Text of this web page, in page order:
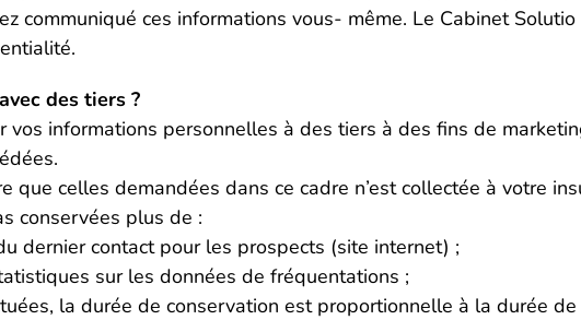
communiqué ces informations vous- même. Le Cabinet
des tiers ?
vos informations personnelles à des tiers à des fins de
que celles demandées dans ce cadre n’est collectée à votre
conservées plus de :
dernier contact pour les prospects (site internet) ;
sur les données de fréquentations ;
la durée de conservation est proportionnelle à la durée